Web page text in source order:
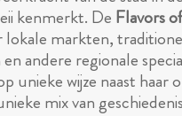
kenmerkt. De Flavors
markten,
andere regionale
wijze naast haar
mix van